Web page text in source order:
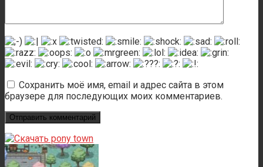
Сохранить моё имя, email и адрес сайта в этом
браузере для последующих моих комментариев.